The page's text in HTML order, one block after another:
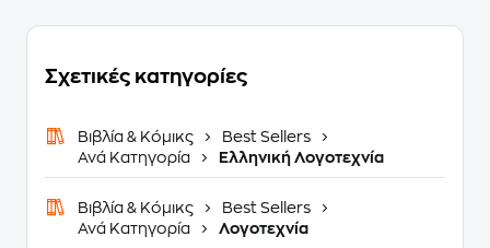
Σχετικές κατηγορίες
Βιβλία & Κόμικς
Best Sellers
Ανά Κατηγορία
Ελληνική Λογοτεχνία
Βιβλία & Κόμικς
Best Sellers
Ανά Κατηγορία
Λογοτεχνία